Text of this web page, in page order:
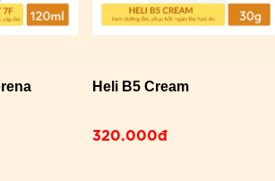
Heli B5 Cream
320.000đ